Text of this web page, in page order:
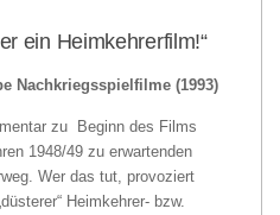
ein Heimkehrerfilm!“
Nachkriegsspielfilme (1993)
zu Beginn des Films
1948/49 zu erwartenden
Wer das tut, provoziert
Heimkehrer- bzw.